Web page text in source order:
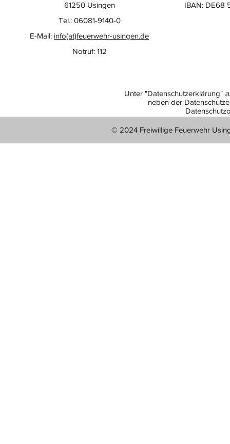
IBAN: DE68
61250 Usingen
Tel.: 06081-9140-0
E-Mail: info(at)feuerwehr-usingen.de
Notruf: 112
Unter "Datenschutzerklärung"
neben der
© 2024 Freiwillige Feuerwehr